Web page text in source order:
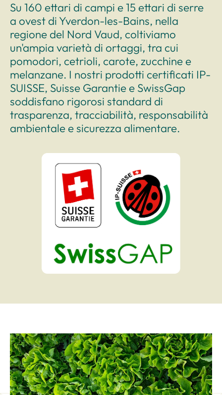
Su 160 ettari di campi e 15 ettari di serre
a ovest di Yverdon-les-Bains, nella
regione del Nord Vaud, coltiviamo
un'ampia varietà di ortaggi, tra cui
pomodori, cetrioli, carote, zucchine e
melanzane. I nostri prodotti certificati IP-
SUISSE, Suisse Garantie e SwissGap
soddisfano rigorosi standard di
trasparenza, tracciabilità, responsabilità
ambientale e sicurezza alimentare.